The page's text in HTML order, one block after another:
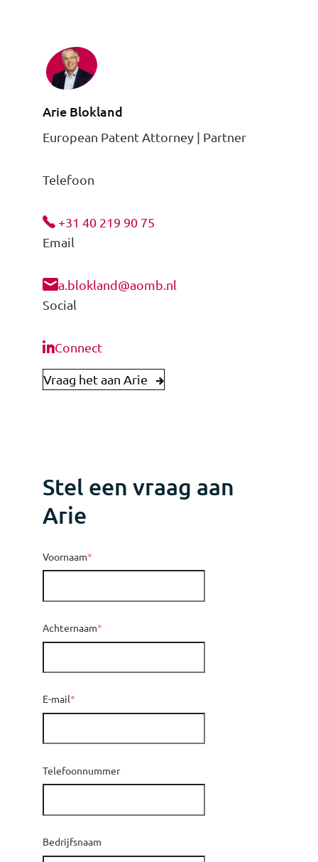
Arie Blokland
European Patent Attorney | Partner
Telefoon
+31 40 219 90 75
Email
a.blokland@aomb.nl
Social
Connect
Vraag het aan Arie
Stel een vraag aan
Arie
Voornaam*
Achternaam*
E-mail*
Telefoonnummer
Bedrijfsnaam